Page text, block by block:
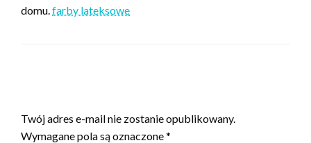
domu. farby lateksowe
Twój adres e-mail nie zostanie opublikowany.
Wymagane pola są oznaczone*